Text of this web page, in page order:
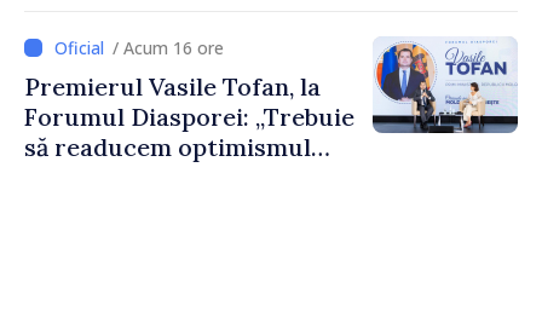
dumneavoastră pentru a
construi comunități mai
puternice”
/ Acum 16 ore
Premierul Vasile Tofan, la
Forumul Diasporei: „Trebuie
să readucem optimismul